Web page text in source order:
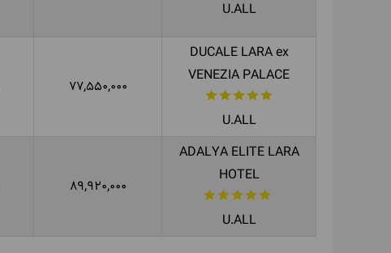
U.ALL
DUCALE LARA ex
VENEZIA PALACE
U.ALL
77,550,000
ADALYA ELITE LARA
HOTEL
U.ALL
89,920,000